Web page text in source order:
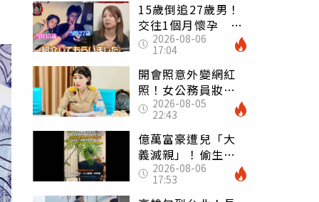
15歲倒追27歲男！
交往1個月懷孕 36
歲當阿嬤故事曝光
2026-08-06
17:04
開會照意外變網紅
照！女公務員妝容
掀2千則留言 本人
怒嗆：化妝有錯嗎
2026-08-05
22:43
億萬富豪遭兒「大
義滅親」！偷生子
怕曝光 竟盜鄰居
身份辦假證落戶
2026-08-06
17:53